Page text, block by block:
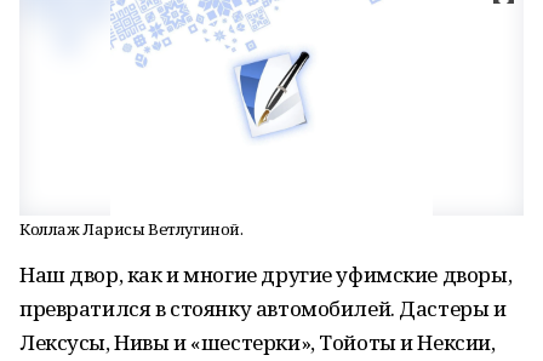
Коллаж Ларисы Ветлугиной.
Наш двор, как и многие другие уфимские дворы,
превратился в стоянку автомобилей. Дастеры и
Лексусы, Нивы и «шестерки», Тойоты и Нексии,